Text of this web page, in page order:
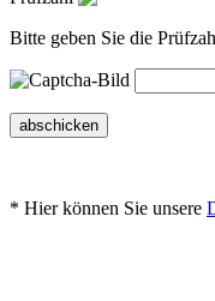
Bitte geben Sie die
abschicken
* Hier können Sie unsere